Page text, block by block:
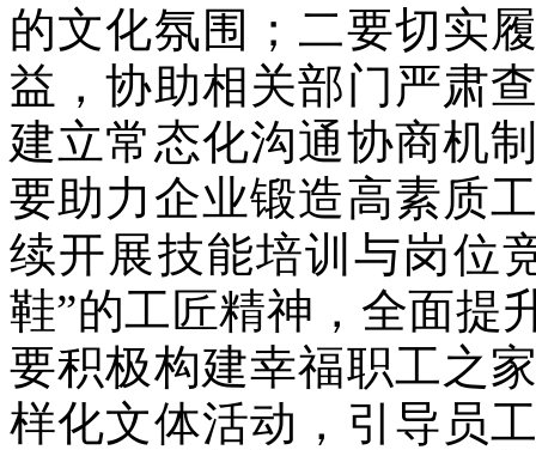
的文化氛围；二要切实
益，协助相关部门严肃
建立常态化沟通协商机
要助力企业锻造高素质
续开展技能培训与岗位
鞋”的工匠精神，全面提
要积极构建幸福职工之
样化文体活动，引导员